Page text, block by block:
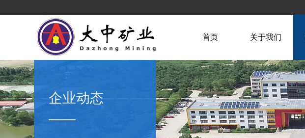
首页 关于我们
企业动态